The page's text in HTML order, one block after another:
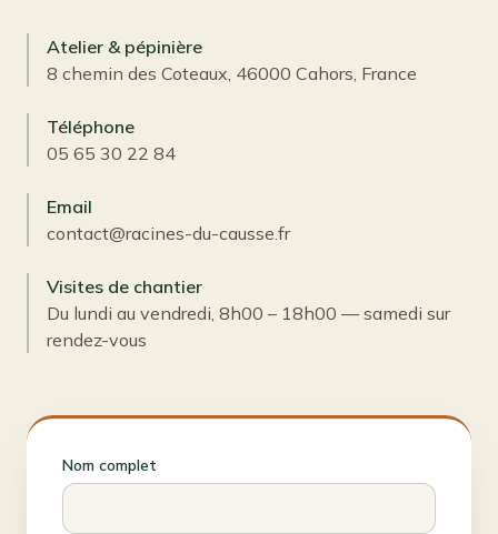
Atelier & pépinière
8 chemin des Coteaux, 46000 Cahors, France
Téléphone
05 65 30 22 84
Email
contact@racines-du-causse.fr
Visites de chantier
Du lundi au vendredi, 8h00 – 18h00 — samedi sur
rendez-vous
Nom complet